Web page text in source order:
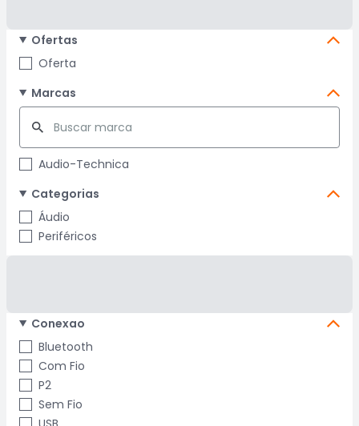
Ofertas
Oferta
Marcas
Audio-Technica
Categorias
Áudio
Periféricos
Conexao
Bluetooth
Com Fio
P2
Sem Fio